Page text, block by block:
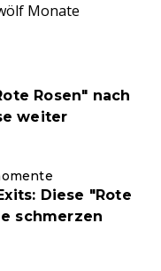
Monate
Rosen" nach
weiter
Diese "Rote
schmerzen